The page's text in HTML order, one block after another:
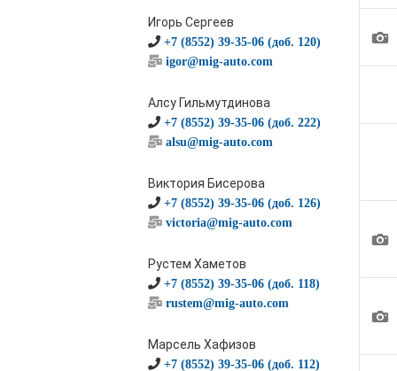
Игорь Сергеев
+7 (8552) 39-35-06 (доб. 120)
igor@mig-auto.com
Алсу Гильмутдинова
+7 (8552) 39-35-06 (доб. 222)
alsu@mig-auto.com
Виктория Бисерова
+7 (8552) 39-35-06 (доб. 126)
victoria@mig-auto.com
Рустем Хаметов
+7 (8552) 39-35-06 (доб. 118)
rustem@mig-auto.com
Марсель Хафизов
+7 (8552) 39-35-06 (доб. 112)
1
1
1